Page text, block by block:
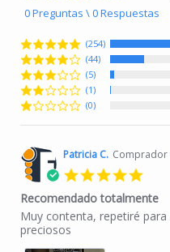
0 Preguntas \ 0 Respuestas
(254)
(44)
(5)
(1)
(0)
Patricia C. Comprador
Recomendado totalmente
Review by Patricia C. on 9
review stating
Muy contenta, repetiré
preciosos